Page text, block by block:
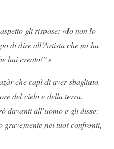
gli rispose: «Io non lo
di dire all’Artista che mi ha
hai creato!”»
che capì di aver sbagliato,
del cielo e della terra.
davanti all’uomo e gli disse:
gravemente nei tuoi confronti,